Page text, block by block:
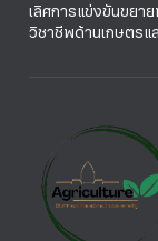
เลิศการแข่งขันขยา
วิชาชีพด้านเกษตรแ